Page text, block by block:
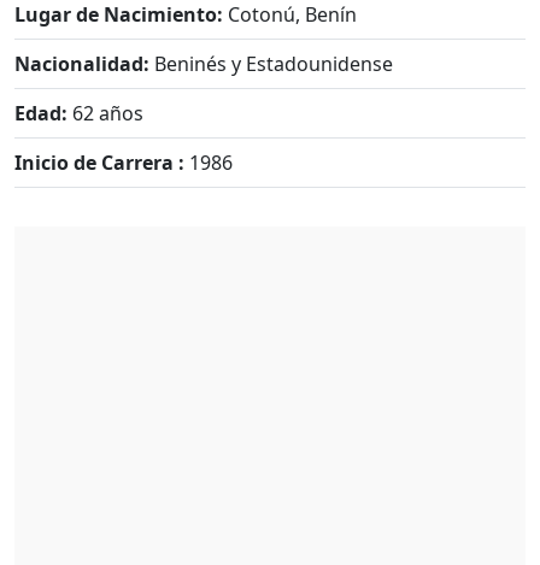
Lugar de Nacimiento: Cotonú, Benín
Nacionalidad: Beninés y Estadounidense
Edad: 62 años
Inicio de Carrera : 1986